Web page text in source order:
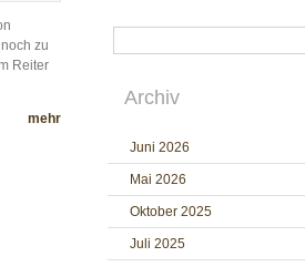
zu
Reiter
mehr
Archiv
Juni 2026
Mai 2026
Oktober 2025
Juli 2025